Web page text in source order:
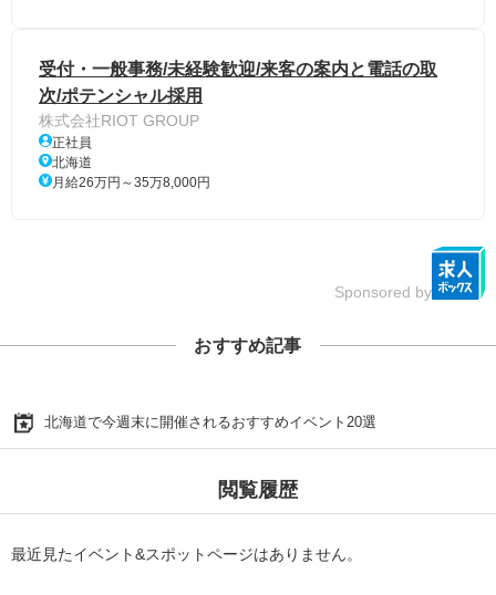
受付・一般事務/未経験歓迎/来客の案内と電話の取
次/ポテンシャル採用
株式会社RIOT GROUP
正社員
北海道
月給26万円～35万8,000円
Sponsored by
おすすめ記事
北海道で今週末に開催されるおすすめイベント20選
閲覧履歴
最近見たイベント&スポットページはありません。